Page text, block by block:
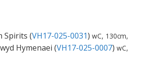
Spirits (VH17-025-0031) wC, 130cm,
Hymenaei (VH17-025-0007) wC,